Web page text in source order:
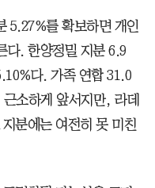
5.27%를 확보하면 개인
다. 한양정밀 지분 6.9
다. 가족 연합 31.0
소하게 앞서지만, 라데
분에는 여전히 못 미친